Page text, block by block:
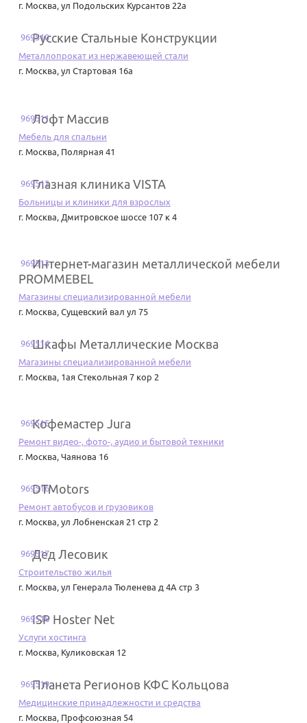
г. Москва, ул Подольских Курсантов 22а
969510
Русские Стальные Конструкции
Металлопрокат из нержавеющей стали
г. Москва, ул Стартовая 16а
969511
Лофт Массив
Мебель для спальни
г. Москва, Полярная 41
969512
Глазная клиника VISTA
Больницы и клиники для взрослых
г. Москва, Дмитровское шоссе 107 к 4
969513
Интернет-магазин металлической мебели
PROMMEBEL
Магазины специализированной мебели
г. Москва, Сущевский вал ул 75
969514
Шкафы Металлические Москва
Магазины специализированной мебели
г. Москва, 1ая Стекольная 7 кор 2
969515
Кофемастер Jura
Ремонт видео-, фото-, аудио и бытовой техники
г. Москва, Чаянова 16
969516
DTMotors
Ремонт автобусов и грузовиков
г. Москва, ул Лобненская 21 стр 2
969517
Дед Лесовик
Строительство жилья
г. Москва, ул Генерала Тюленева д 4А стр 3
969518
ISP Hoster Net
Услуги хостинга
г. Москва, Куликовская 12
969519
Планета Регионов КФС Кольцова
Медицинские принадлежности и средства
г. Москва, Профсоюзная 54